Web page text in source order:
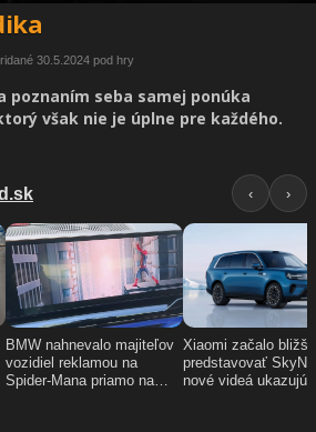
30.5.2024 pod hry
poznaním seba samej ponúka
však nie je úplne pre každého.